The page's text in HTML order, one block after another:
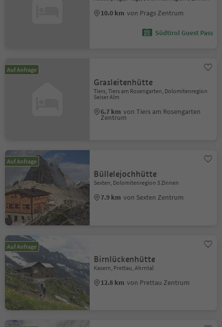
10.0 km von Prags Zentrum
Südtirol Guest Pass
Auf Anfrage
Grasleitenhütte
Tiers, Tiers am Rosengarten, Dolomitenregion
Seiser Alm
6.7 km von Tiers am Rosengarten
Zentrum
Auf Anfrage
Büllelejochhütte
Sexten, Dolomitenregion 3 Zinnen
7.9 km von Sexten Zentrum
Auf Anfrage
Birnlückenhütte
Kasern, Prettau, Ahrntal
12.8 km von Prettau Zentrum